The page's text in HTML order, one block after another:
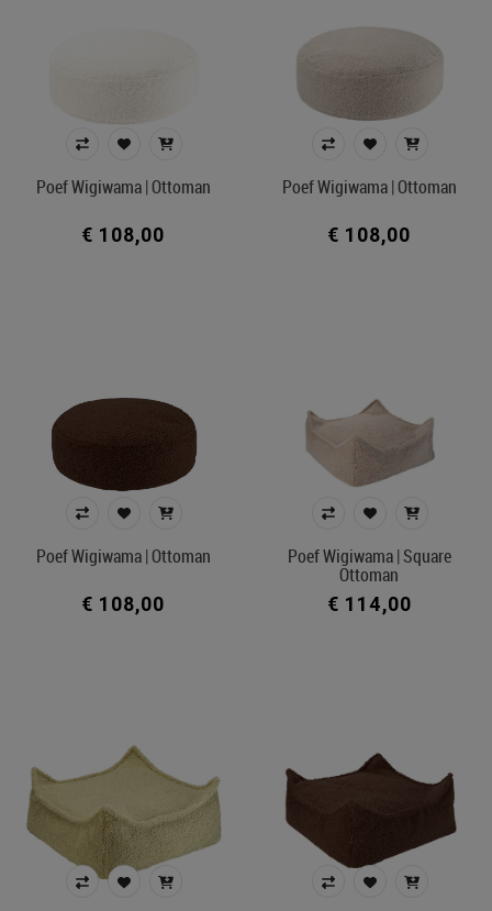
Poef Wigiwama | Ottoman
€ 108,00
Poef Wigiwama | Ottoman
€ 108,00
Poef Wigiwama | Ottoman
€ 108,00
Poef Wigiwama | Square
Ottoman
€ 114,00